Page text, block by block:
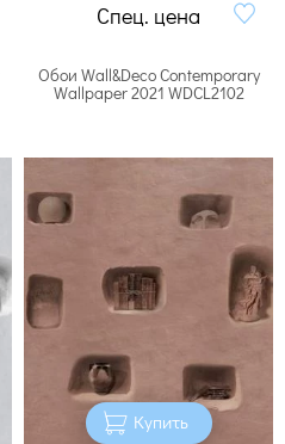
Спец. цена
Обои Wall&Deco Contemporary
Wallpaper 2021 WDCL2102
Купить